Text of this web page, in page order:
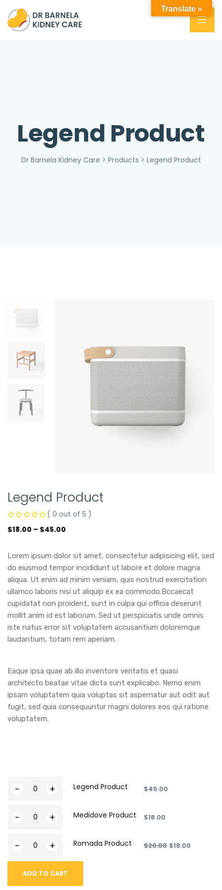
Legend Product
Dr Barnela Kidney Care > Products > Legend Product
Legend Product
( 0 out of 5 )
$18.00 – $45.00
Lorem ipsum dolor sit amet, consectetur adipisicing elit, sed
do eiusmod tempor incididunt ut labore et dolore magna
aliqua. Ut enim ad minim veniam, quis nostrud exercitation
ullamco laboris nisi ut aliquip ex ea commodo.Bccaecat
cupidatat non proident, sunt in culpa qui officia deserunt
mollit anim id est laborum. Sed ut perspiciatis unde omnis
iste natus error sit voluptatem accusantium doloremque
laudantium, totam rem aperiam.
Eaque ipsa quae ab illo inventore veritatis et quasi
architecto beatae vitae dicta sunt explicabo. Nemo enim
ipsam voluptatem quia voluptas sit aspernatur aut odit aut
fugit, sed quia consequuntur magni dolores eos qui ratione
voluptatem.
- + Legend Product $45.00
- + Medidove Product $18.00
- + Romada Product $20.00 $18.00
ADD TO CART
Translate »